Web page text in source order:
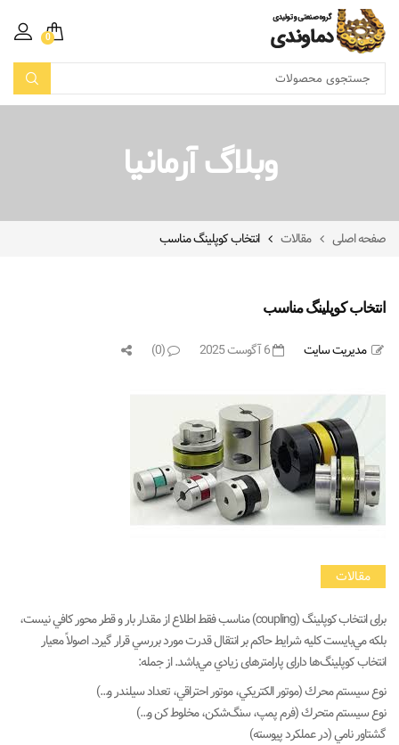
0
وبلاگ آرمانیا
صفحه اصلی مقالات انتخاب کوپلینگ مناسب
انتخاب کوپلینگ مناسب
مدیریت سایت (0)
مقالات
برای ﺍﻧﺘﺨﺎﺏ ﻛﻮﭘﻠﻴﻨﮓ (coupling) مناسب ﻓﻘﻂ ﺍﻃﻼﻉ ﺍﺯ ﻣﻘﺪﺍﺭ ﺑﺎﺭ ﻭ ﻗﻄﺮ ﻣﺤﻮﺭ ﻛﺎﻓﻲ ﻧﻴﺴﺖ،
ﺑﻠﻜﻪ ﻣﻲﺑﺎﻳﺴﺖ ﻛﻠﻴﻪ ﺷﺮﺍﻳﻂ ﺣﺎﻛﻢ ﺑﺮ ﺍﻧﺘﻘﺎﻝ ﻗﺪﺭﺕ ﻣﻮﺭﺩ ﺑﺮﺭﺳﻲ ﻗﺮﺍﺭ ﮔﻴﺮد. اصولاً معيار
انتخاب کوپلينگ­‌ها دارای پارامترهای زيادي مي‌­باشد. از جمله:
ﻧﻮﻉ ﺳﻴﺴﺘﻢ ﻣﺤﺮﻙ (ﻣﻮﺗﻮﺭ ﺍﻟﻜﺘﺮﻳﻜﻲ، موﺗﻮﺭ ﺍﺣﺘﺮﺍﻗﻲ، ﺗﻌﺪﺍﺩ ﺳﻴﻠﻨﺪﺭ ﻭ…)
ﻧﻮﻉ ﺳﻴﺴﺘﻢ ﻣﺘﺤﺮﻙ (ﻓﺮﻡ ﭘﻤﭗ، ﺳنگﺷﻜﻦ، ﻣﺨﻠﻮﻁ ﻛﻦ و…)
ﮔﺸﺘﺎﻭﺭ ﻧﺎﻣﻲ (ﺩﺭ ﻋﻤﻠﻜﺮﺩ ﭘﻴﻮﺳﺘﻪ)